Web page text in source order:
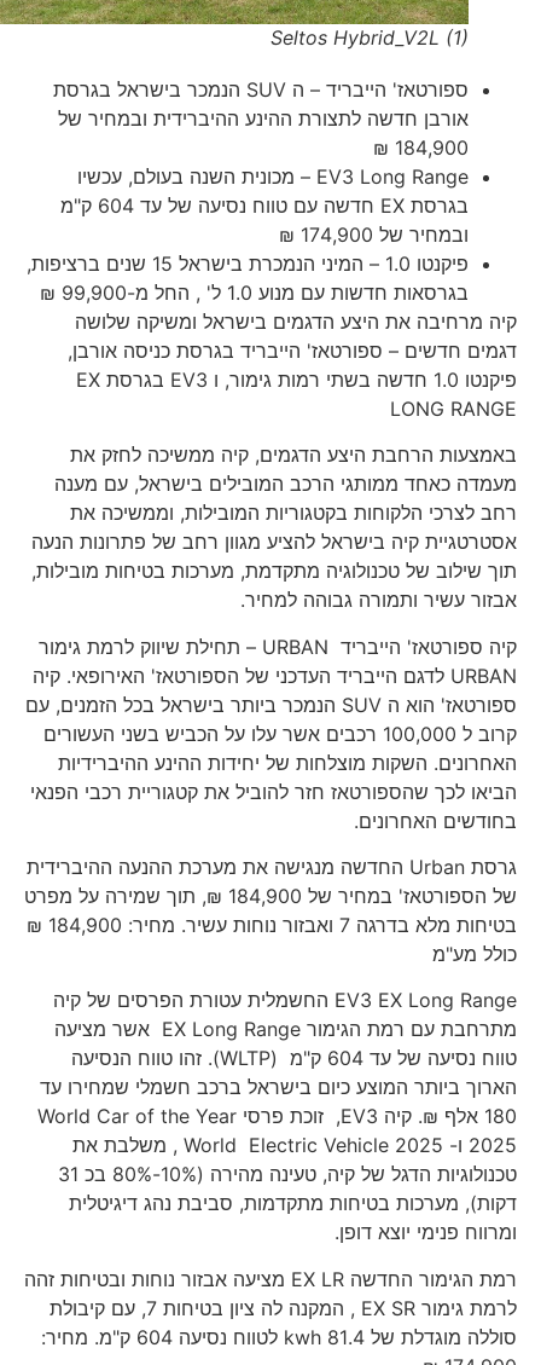
Seltos Hybrid_V2L (1)
ספורטאז' הייבריד – ה SUV הנמכר בישראל בגרסת
אורבן חדשה לתצורת ההינע ההיברידית ובמחיר של
184,900 ₪
EV3 Long Range – מכונית השנה בעולם, עכשיו
בגרסת EX חדשה עם טווח נסיעה של עד 604 ק"מ
ובמחיר של 174,900 ₪
פיקנטו 1.0 – המיני הנמכרת בישראל 15 שנים ברציפות,
בגרסאות חדשות עם מנוע 1.0 ל' , החל מ-99,900 ₪
קיה מרחיבה את היצע הדגמים בישראל ומשיקה שלושה
דגמים חדשים – ספורטאז' הייבריד בגרסת כניסה אורבן,
פיקנטו 1.0 חדשה בשתי רמות גימור, ו EV3 בגרסת EX
LONG RANGE
באמצעות הרחבת היצע הדגמים, קיה ממשיכה לחזק את
מעמדה כאחד ממותגי הרכב המובילים בישראל, עם מענה
רחב לצרכי הלקוחות בקטגוריות המובילות, וממשיכה את
אסטרטגיית קיה בישראל להציע מגוון רחב של פתרונות הנעה
תוך שילוב של טכנולוגיה מתקדמת, מערכות בטיחות מובילות,
אבזור עשיר ותמורה גבוהה למחיר.
קיה ספורטאז' הייבריד URBAN – תחילת שיווק לרמת גימור
URBAN לדגם הייבריד העדכני של הספורטאז' האירופאי. קיה
ספורטאז' הוא ה SUV הנמכר ביותר בישראל בכל הזמנים, עם
קרוב ל 100,000 רכבים אשר עלו על הכביש בשני העשורים
האחרונים. השקות מוצלחות של יחידות ההינע ההיברידיות
הביאו לכך שהספורטאז חזר להוביל את קטגוריית רכבי הפנאי
בחודשים האחרונים.
גרסת Urban החדשה מנגישה את מערכת ההנעה ההיברידית
של הספורטאז' במחיר של 184,900 ₪, תוך שמירה על מפרט
בטיחות מלא בדרגה 7 ואבזור נוחות עשיר. מחיר: 184,900 ₪
כולל מע"מ
EV3 EX Long Range החשמלית עטורת הפרסים של קיה
מתרחבת עם רמת הגימור EX Long Range אשר מציעה
טווח נסיעה של עד 604 ק"מ (WLTP). זהו טווח הנסיעה
הארוך ביותר המוצע כיום בישראל ברכב חשמלי שמחירו עד
180 אלף ₪. קיה EV3, זוכת פרסי World Car of the Year
2025 ו- World Electric Vehicle 2025 , משלבת את
טכנולוגיות הדגל של קיה, טעינה מהירה (10%-80% בכ 31
דקות), מערכות בטיחות מתקדמות, סביבת נהג דיגיטלית
ומרווח פנימי יוצא דופן.
רמת הגימור החדשה EX LR מציעה אבזור נוחות ובטיחות זהה
לרמת גימור EX SR , המקנה לה ציון בטיחות 7, עם קיבולת
סוללה מוגדלת של 81.4 kwh לטווח נסיעה 604 ק"מ. מחיר: